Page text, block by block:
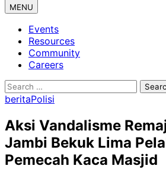
MENU
Events
Resources
Community
Careers
Search
for:
beritaPolisi
Aksi Vandalisme
Jambi Bekuk Lima
Pemecah Kaca Masjid